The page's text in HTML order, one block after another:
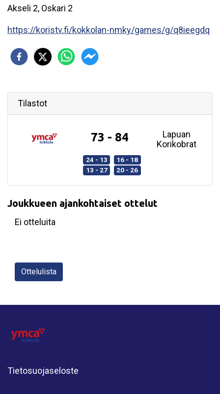
Akseli 2, Oskari 2
https://koristv.fi/kokkolan-nmky/games/g/q8ieegdq
Tilastot
73 - 84
Lapuan
Korikobrat
24 - 13
16 - 18
13 - 27
20 - 26
Joukkueen ajankohtaiset ottelut
Ei otteluita
Ottelulista
Tietosuojaseloste